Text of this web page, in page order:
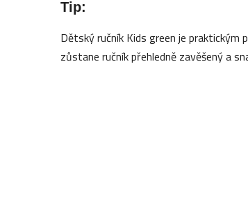
Tip:
Dětský ručník Kids green je praktickým
zůstane ručník přehledně zavěšený a